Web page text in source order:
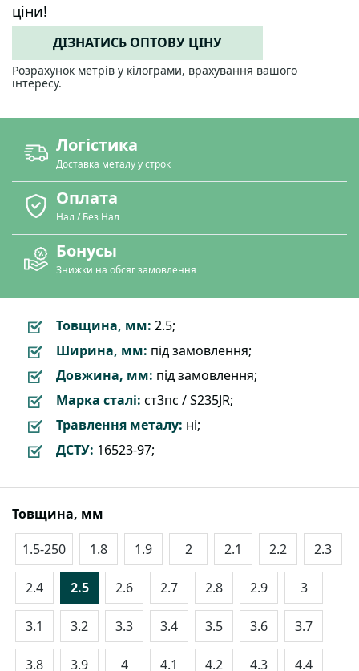
ціни!
ДІЗНАТИСЬ ОПТОВУ ЦІНУ
Розрахунок метрів у кілограми, врахування вашого
інтересу.
Логістика
Доставка металу у строк
Оплата
Нал / Без Нал
Бонусы
Знижки на обсяг замовлення
Товщина, мм: 2.5;
Ширина, мм: під замовлення;
Довжина, мм: під замовлення;
Марка сталі: ст3пс / S235JR;
Травлення металу: ні;
ДСТУ: 16523-97;
Товщина, мм
1.5-250
1.8 1.9 2 2.1 2.2 2.3
2.4 2.5 2.6 2.7 2.8 2.9 3
3.1 3.2 3.3 3.4 3.5 3.6 3.7
3.8 3.9 4 4.1 4.2 4.3 4.4